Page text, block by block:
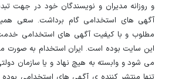
و روزانه مدیران و نویسندگان خود در جهت
آگهی های استخدامی گام برداشت. سعی
مطلوب و با کیفیت آگهی های استخدامی خدمت
این سایت بوده است. ایران استخدام به
می شود و وابسته به هیچ نهاد و یا سازمان